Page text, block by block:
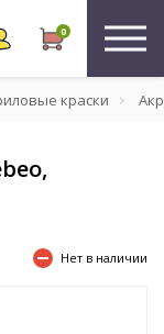
0
краски
Нет в наличии